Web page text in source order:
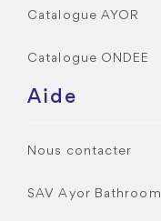
Catalogue AYOR
Catalogue ONDEE
Aide
Nous contacter
SAV Ayor Bathroom